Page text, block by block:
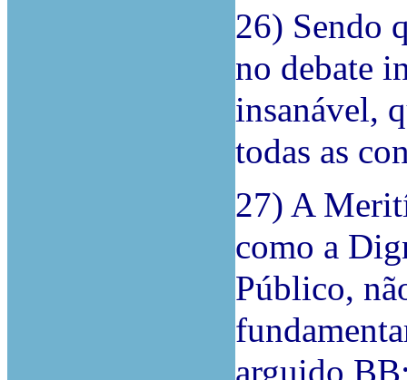
26) Sendo
no debate
insanável,
todas as
27) A
como a
Público,
arguido